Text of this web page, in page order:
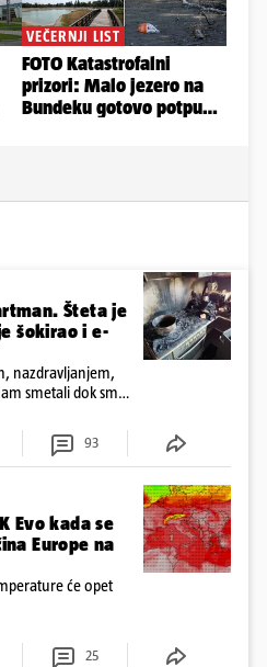
Šteta je
šokirao i e-
nazdravljanjem,
smetali dok smo
93
Evo kada se
Europe na
će opet
25